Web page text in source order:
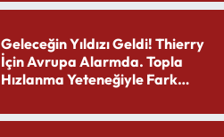
Geleceğin Yıldızı Geldi! Thierry
İçin Avrupa Alarmda. Topla
Hızlanma Yeteneğiyle Fark